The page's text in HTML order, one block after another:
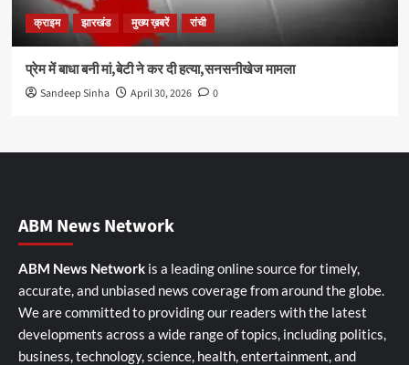
क्राइम झारखंड मुख्य ख़बरें रांची
प्रेम में बाधा बनी मां,बेटी ने कर दी हत्या,सनसनीखेज मामला
Sandeep Sinha April 30, 2026 0
ABM News Network
ABM News Network is a leading online source for timely,
accurate, and unbiased news coverage from around the globe.
We are committed to providing our readers with the latest
developments across a wide range of topics, including politics,
business, technology, science, health, entertainment, and